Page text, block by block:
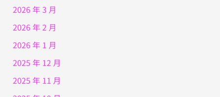
2026 年 3 月
2026 年 2 月
2026 年 1 月
2025 年 12 月
2025 年 11 月